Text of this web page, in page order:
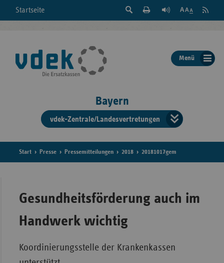
Startseite
Suche
der
Seite
Feed
Menü
Bayern
vdek-Zentrale/Landesvertretungen
der
Start Presse Pressemitteilungen 2018 20181017gem
Gesundheitsförderung auch im
Handwerk wichtig
Koordinierungsstelle der Krankenkassen